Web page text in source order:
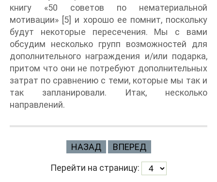
книгу «50 советов по нематериальной
мотивации» [5] и хорошо ее помнит, поскольку
будут некоторые пересечения. Мы с вами
обсудим несколько групп возможностей для
дополнительного награждения и/или подарка,
притом что они не потребуют дополнительных
затрат по сравнению с теми, которые мы так и
так запланировали. Итак, несколько
направлений.
НАЗАД ВПЕРЕД
Перейти на страницу: